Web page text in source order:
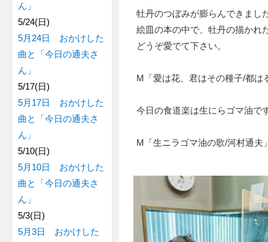
牡丹のつぼみが膨らんできまし
絵皿の本の中で、牡丹の描かれ
どうぞ愛でて下さい。
M「愛は花、君はその種子/都は
今日の食道楽は生にらゴマ油で
M「生ニラゴマ油の歌/河村通夫
ん」
5/24(日)
5月24日 おかけした
曲と「今日の通夫さ
ん」
5/17(日)
5月17日 おかけした
曲と「今日の通夫さ
ん」
5/10(日)
5月10日 おかけした
曲と「今日の通夫さ
ん」
5/3(日)
5月3日 おかけした